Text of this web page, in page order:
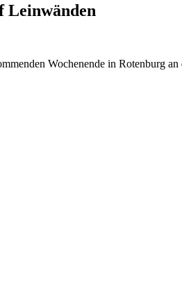
Leinwänden
Wochenende in Rotenburg